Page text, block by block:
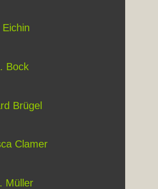
Bock
Brügel
Clamer
Müller